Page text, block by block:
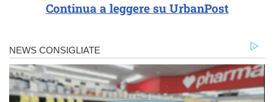
Continua a leggere su UrbanPost